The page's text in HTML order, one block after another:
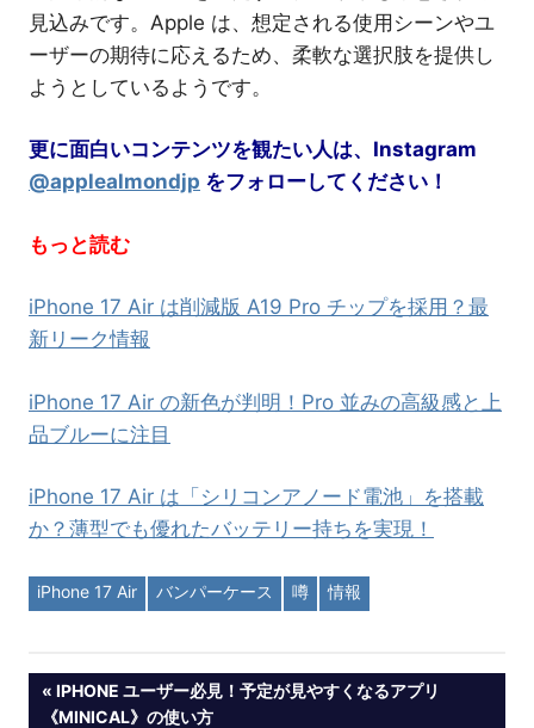
見込みです。Apple は、想定される使用シーンやユ
ーザーの期待に応えるため、柔軟な選択肢を提供し
ようとしているようです。
更に面白いコンテンツを観たい人は、Instagram
@applealmondjp をフォローしてください！
もっと読む
iPhone 17 Air は削減版 A19 Pro チップを採用？最
新リーク情報
iPhone 17 Air の新色が判明！Pro 並みの高級感と上
品ブルーに注目
iPhone 17 Air は「シリコンアノード電池」を搭載
か？薄型でも優れたバッテリー持ちを実現！
iPhone 17 Air バンパーケース 噂 情報
投PREVIOUS
POST:
IPHONE ユーザー必見！予定が見やすくなるアプリ
《MINICAL》の使い方